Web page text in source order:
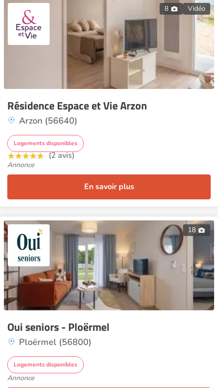
8 Vidéo
Résidence Espace et Vie Arzon
Arzon (56640)
Logements disponibles
(2 avis)
Annonce
En savoir plus
18
Oui seniors - Ploërmel
Ploërmel (56800)
Logements disponibles
Annonce